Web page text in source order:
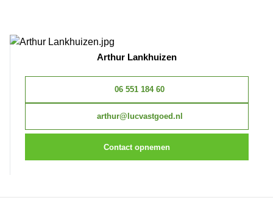
Arthur Lankhuizen
06 551 184 60
arthur@lucvastgoed.nl
Contact opnemen